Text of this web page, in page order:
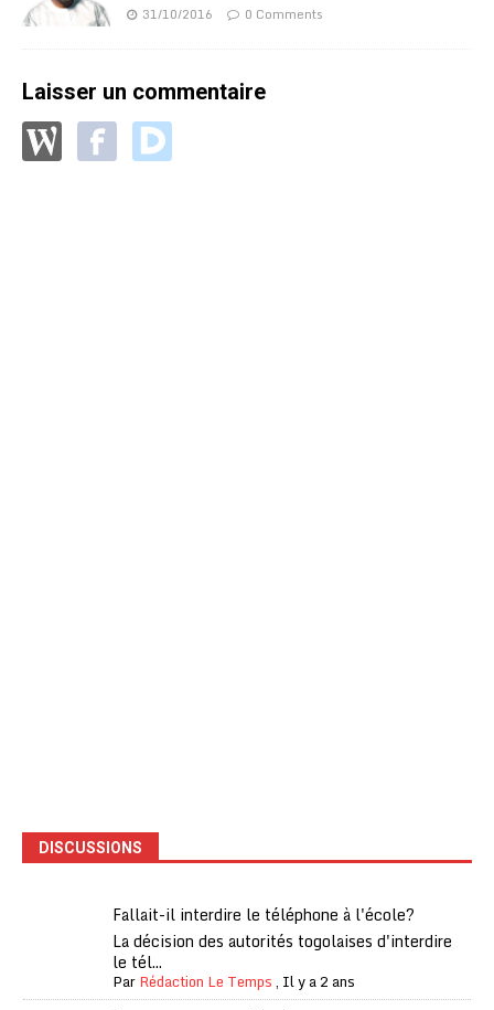
31/10/2016 0 Comments
Laisser un commentaire
DISCUSSIONS
Fallait-il interdire le téléphone à l'école?
La décision des autorités togolaises d'interdire
le tél...
ParRédaction Le Temps, Il y a 2 ans